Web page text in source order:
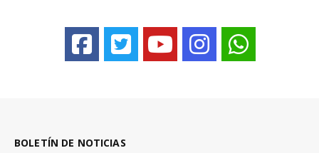
BOLETÍN DE NOTICIAS